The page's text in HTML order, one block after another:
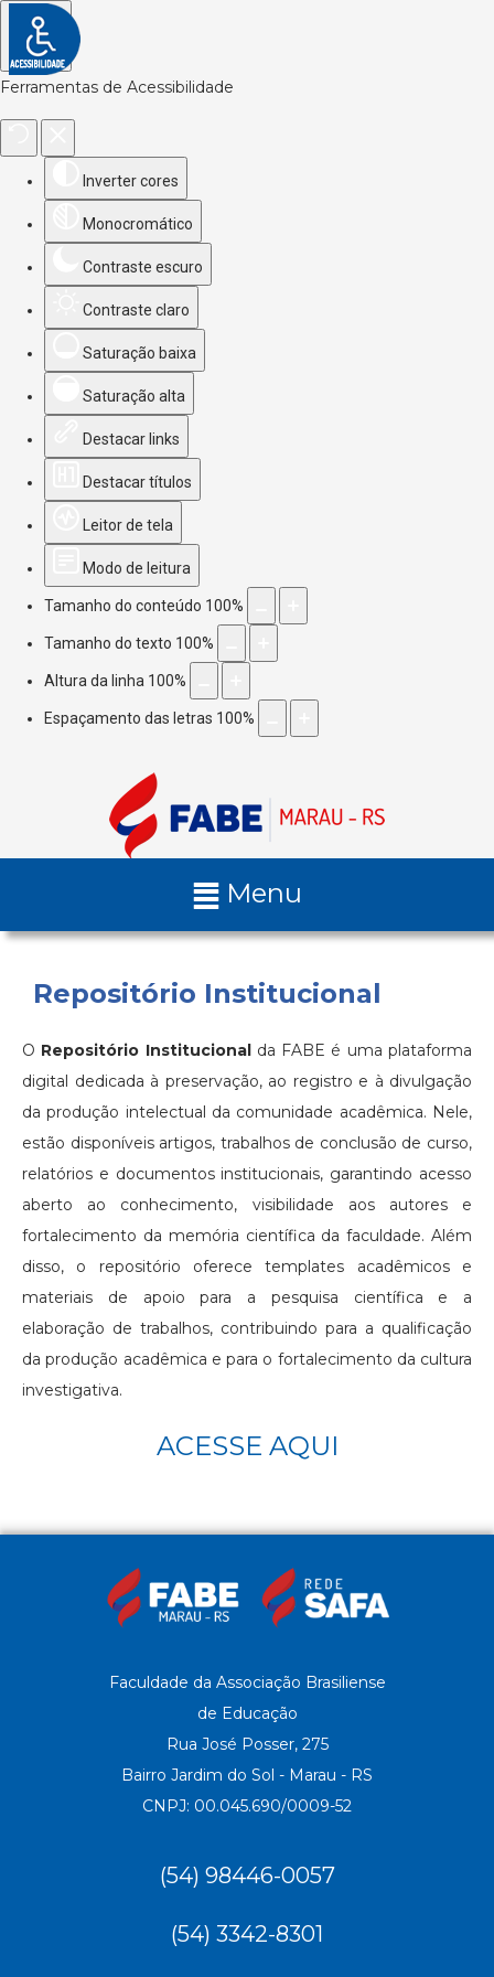
Ferramentas de Acessibilidade
Inverter cores
Monocromático
Contraste escuro
Contraste claro
Saturação baixa
Saturação alta
Destacar links
Destacar títulos
Leitor de tela
Modo de leitura
Tamanho do conteúdo 100%
Tamanho do texto 100%
Altura da linha 100%
Espaçamento das letras 100%
Menu
Repositório Institucional
O Repositório Institucionalda FABE é uma plataforma
digital dedicada à preservação, ao registro e à divulgação
da produção intelectual da comunidade acadêmica. Nele,
estão disponíveis artigos, trabalhos de conclusão de curso,
relatórios e documentos institucionais, garantindo acesso
aberto ao conhecimento, visibilidade aos autores e
fortalecimento da memória científica da faculdade. Além
disso, o repositório oferece templates acadêmicos e
materiais de apoio para a pesquisa científica e a
elaboração de trabalhos, contribuindo para a qualificação
da produção acadêmica e para o fortalecimento da cultura
investigativa.
ACESSE AQUI
Faculdade da Associação Brasiliense
de Educação
Rua José Posser, 275
Bairro Jardim do Sol - Marau - RS
CNPJ: 00.045.690/0009-52
(54) 98446-0057
(54) 3342-8301